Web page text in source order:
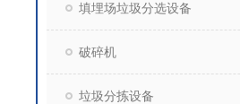
填埋场垃圾分选设备
破碎机
垃圾分拣设备